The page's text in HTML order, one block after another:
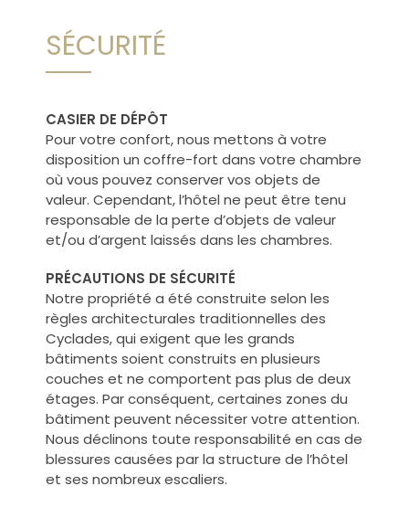
SÉCURITÉ
CASIER DE DÉPÔT
Pour votre confort, nous mettons à votre
disposition un coffre-fort dans votre chambre
où vous pouvez conserver vos objets de
valeur. Cependant, l’hôtel ne peut être tenu
responsable de la perte d’objets de valeur
et/ou d’argent laissés dans les chambres.
PRÉCAUTIONS DE SÉCURITÉ
Notre propriété a été construite selon les
règles architecturales traditionnelles des
Cyclades, qui exigent que les grands
bâtiments soient construits en plusieurs
couches et ne comportent pas plus de deux
étages. Par conséquent, certaines zones du
bâtiment peuvent nécessiter votre attention.
Nous déclinons toute responsabilité en cas de
blessures causées par la structure de l’hôtel
et ses nombreux escaliers.